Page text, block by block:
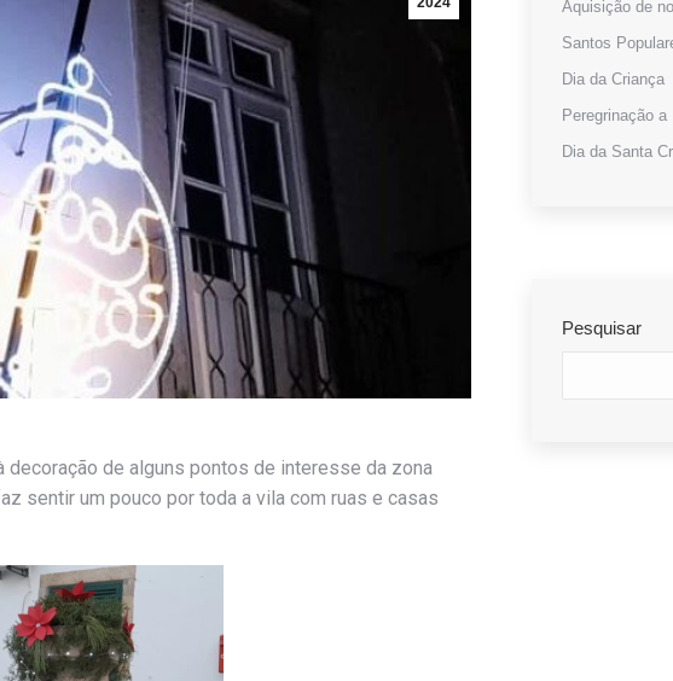
de alguns pontos de interesse da zona
sentir um pouco por toda a vila com ruas e casas
Aquisição de
Santos
Dia da Criança
Peregrinação
Dia da Santa
Pesquisar